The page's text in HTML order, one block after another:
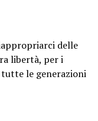
delle
libertà, per i
le generazioni